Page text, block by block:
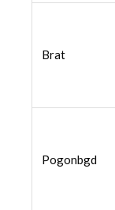
Brat
Pogonbgd